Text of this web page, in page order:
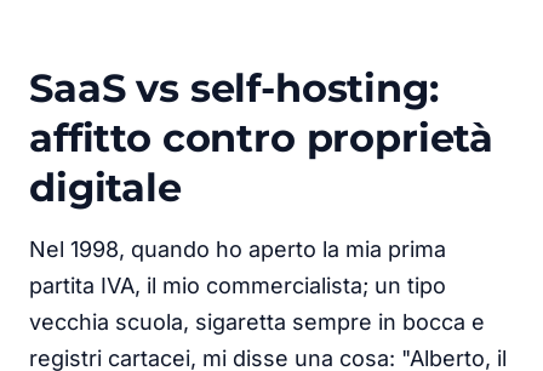
SaaS vs self-hosting:
affitto contro proprietà
digitale
Nel 1998, quando ho aperto la mia prima
partita IVA, il mio commercialista; un tipo
vecchia scuola, sigaretta sempre in bocca e
registri cartacei, mi disse una cosa: "Alberto, il